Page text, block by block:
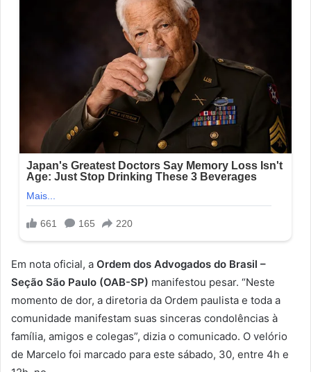
Em nota oficial, a Ordem dos Advogados do Brasil –
Seção São Paulo (OAB-SP) manifestou pesar. “Neste
momento de dor, a diretoria da Ordem paulista e toda a
comunidade manifestam suas sinceras condolências à
família, amigos e colegas”, dizia o comunicado. O velório
de Marcelo foi marcado para este sábado, 30, entre 4h e